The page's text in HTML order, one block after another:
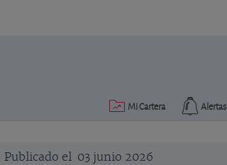
Alertas
Mi Cartera
Publicado el 03 junio 2026